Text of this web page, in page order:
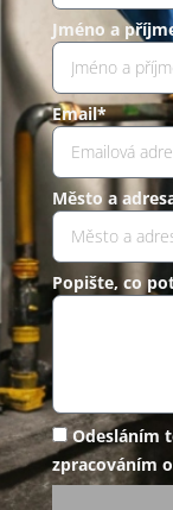
Jméno a
Email*
Město a
Popište, co
Odesláním
zpracováním